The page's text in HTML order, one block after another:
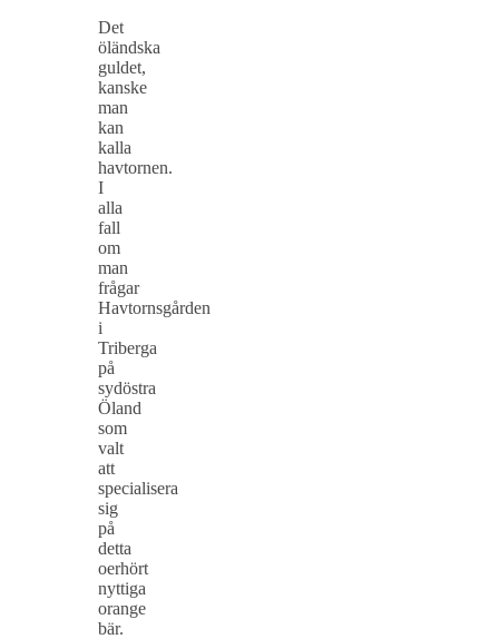
Det
öländska
guldet,
kanske
man
kan
kalla
havtornen.
I
alla
fall
om
man
frågar
Havtornsgården
i
Triberga
på
sydöstra
Öland
som
valt
att
specialisera
sig
på
detta
oerhört
nyttiga
orange
bär.